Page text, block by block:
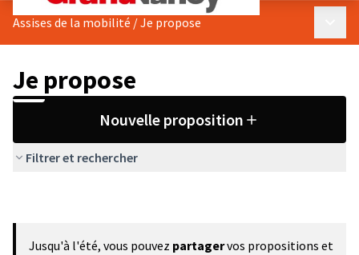
Assises de la mobilité /Je propose
Je propose
Nouvelle proposition
Filtrer et rechercher
Jusqu'à l'été, vous pouvez partagervos propositions et